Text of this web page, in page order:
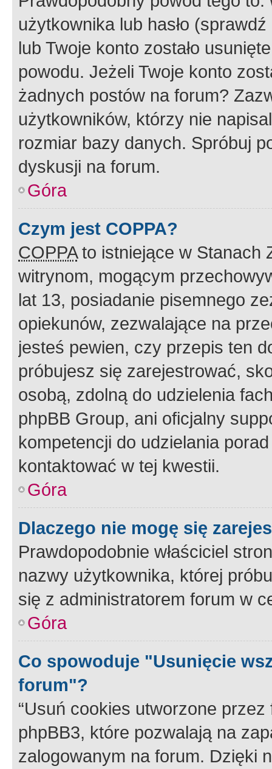
użytkownika lub hasło
lub Twoje konto zostało
powodu. Jeżeli Twoje konto
żadnych postów na forum?
użytkowników, którzy nie
rozmiar bazy danych. Spróbuj
dyskusji na forum.
Góra
Czym jest COPPA?
COPPAto istniejące w Stanach
witrynom, mogącym
lat 13, posiadanie pisemnego
opiekunów, zezwalające na
jesteś pewien, czy przepis ten
próbujesz się zarejestrować,
osobą, zdolną do udzielenia
phpBB Group, ani oficjalny
kompetencji do udzielania
kontaktować w tej kwestii.
Góra
Dlaczego nie mogę się
Prawdopodobnie właściciel
nazwy użytkownika, której
się z administratorem forum w
Góra
Co spowoduje "Usunięcie
forum"?
“Usuń cookies utworzone
phpBB3, które pozwalają na
zalogowanym na forum. Dzięki